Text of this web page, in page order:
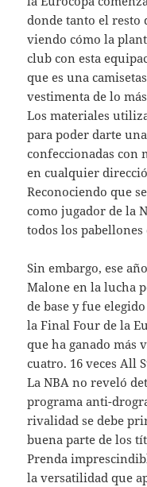
donde tanto el resto
viendo cómo la
club con esta
que es una
vestimenta de lo
Los materiales
para poder darte
confeccionadas con
en cualquier
Reconociendo que
como jugador de la
todos los pabellones
Sin embargo, ese
Malone en la lucha
de base y fue
la Final Four de la
que ha ganado más
cuatro. 16 veces All
La NBA no reveló
programa anti-
rivalidad se debe
buena parte de los
Prenda
la versatilidad que